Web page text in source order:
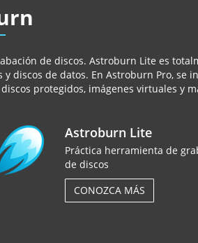
de discos. Astroburn Lite es
discos de datos. En Astroburn Pro, se
protegidos, imágenes virtuales y
Astroburn Lite
Práctica herramienta de
de discos
CONOZCA MÁS